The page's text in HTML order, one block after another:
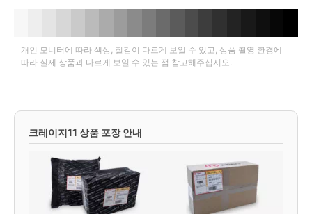
개인 모니터에 따라 색상, 질감이 다르게 보일 수 있고, 상품 촬영 환경에
따라 실제 상품과 다르게 보일 수 있는 점 참고해주십시오.
크레이지11 상품 포장 안내